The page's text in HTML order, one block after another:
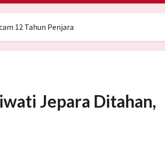
12 Tahun Penjara
Jepara Ditahan,